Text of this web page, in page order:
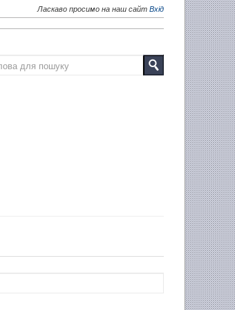
Ласкаво просимо на наш сайт Вхід